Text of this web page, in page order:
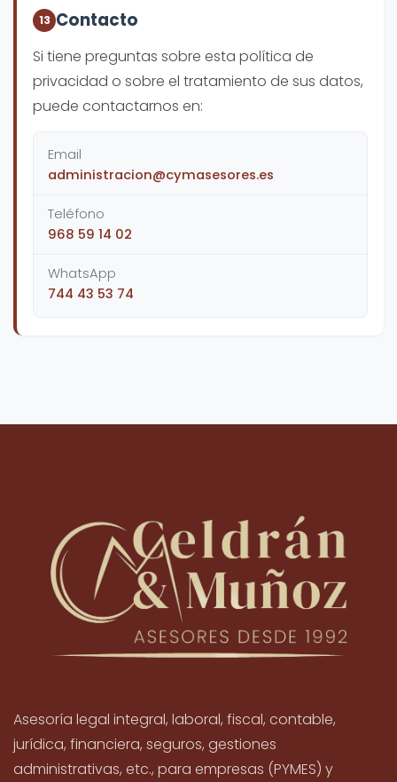
13 Contacto
Si tiene preguntas sobre esta política de
privacidad o sobre el tratamiento de sus datos,
puede contactarnos en:
Email
administracion@cymasesores.es
Teléfono
968 59 14 02
WhatsApp
744 43 53 74
Asesoría legal integral, laboral, fiscal, contable,
jurídica, financiera, seguros, gestiones
administrativas, etc., para empresas (PYMES) y